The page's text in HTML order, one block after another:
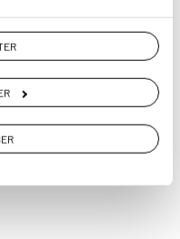
régions, la
» pour les enfants